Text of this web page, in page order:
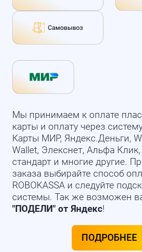
Мы принимаем к оплате
карты и оплату через
Карты МИР, Яндекс.Деньги,
Wallet, Элекснет, Альфа
стандарт и многие другие.
заказа выбирайте способ
ROBOKASSA и следуйте
системы. Так же возможен
"ПОДЕЛИ" от Яндекс!
ПОДРОБНЕЕ